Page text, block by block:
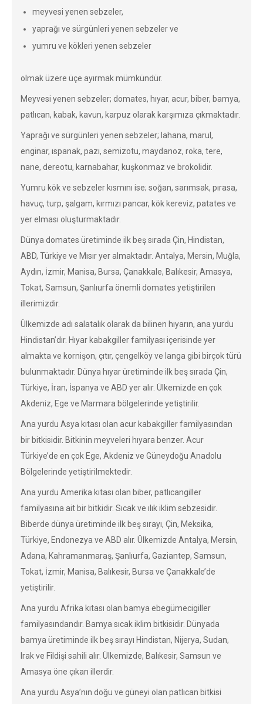
meyvesi yenen sebzeler,
yaprağı ve sürgünleri yenen sebzeler ve
yumru ve kökleri yenen sebzeler
olmak üzere üçe ayırmak mümkündür.
Meyvesi yenen sebzeler; domates, hıyar, acur, biber, bamya,
patlıcan, kabak, kavun, karpuz olarak karşımıza çıkmaktadır.
Yaprağı ve sürgünleri yenen sebzeler; lahana, marul,
enginar, ıspanak, pazı, semizotu, maydanoz, roka, tere,
nane, dereotu, karnabahar, kuşkonmaz ve brokolidir.
Yumru kök ve sebzeler kısmını ise; soğan, sarımsak, pırasa,
havuç, turp, şalgam, kırmızı pancar, kök kereviz, patates ve
yer elması oluşturmaktadır.
Dünya domates üretiminde ilk beş sırada Çin, Hindistan,
ABD, Türkiye ve Mısır yer almaktadır. Antalya, Mersin, Muğla,
Aydın, İzmir, Manisa, Bursa, Çanakkale, Balıkesir, Amasya,
Tokat, Samsun, Şanlıurfa önemli domates yetiştirilen
illerimizdir.
Ülkemizde adı salatalık olarak da bilinen hıyarın, ana yurdu
Hindistan’dır. Hıyar kabakgiller familyası içerisinde yer
almakta ve kornişon, çıtır, çengelköy ve langa gibi birçok türü
bulunmaktadır. Dünya hıyar üretiminde ilk beş sırada Çin,
Türkiye, İran, İspanya ve ABD yer alır. Ülkemizde en çok
Akdeniz, Ege ve Marmara bölgelerinde yetiştirilir.
Ana yurdu Asya kıtası olan acur kabakgiller familyasından
bir bitkisidir. Bitkinin meyveleri hıyara benzer. Acur
Türkiye’de en çok Ege, Akdeniz ve Güneydoğu Anadolu
Bölgelerinde yetiştirilmektedir.
Ana yurdu Amerika kıtası olan biber, patlıcangiller
familyasına ait bir bitkidir. Sıcak ve ılık iklim sebzesidir.
Biberde dünya üretiminde ilk beş sırayı, Çin, Meksika,
Türkiye, Endonezya ve ABD alır. Ülkemizde Antalya, Mersin,
Adana, Kahramanmaraş, Şanlıurfa, Gaziantep, Samsun,
Tokat, İzmir, Manisa, Balıkesir, Bursa ve Çanakkale’de
yetiştirilir.
Ana yurdu Afrika kıtası olan bamya ebegümecigiller
familyasındandır. Bamya sıcak iklim bitkisidir. Dünyada
bamya üretiminde ilk beş sırayı Hindistan, Nijerya, Sudan,
Irak ve Fildişi sahili alır. Ülkemizde, Balıkesir, Samsun ve
Amasya öne çıkan illerdir.
Ana yurdu Asya’nın doğu ve güneyi olan patlıcan bitkisi